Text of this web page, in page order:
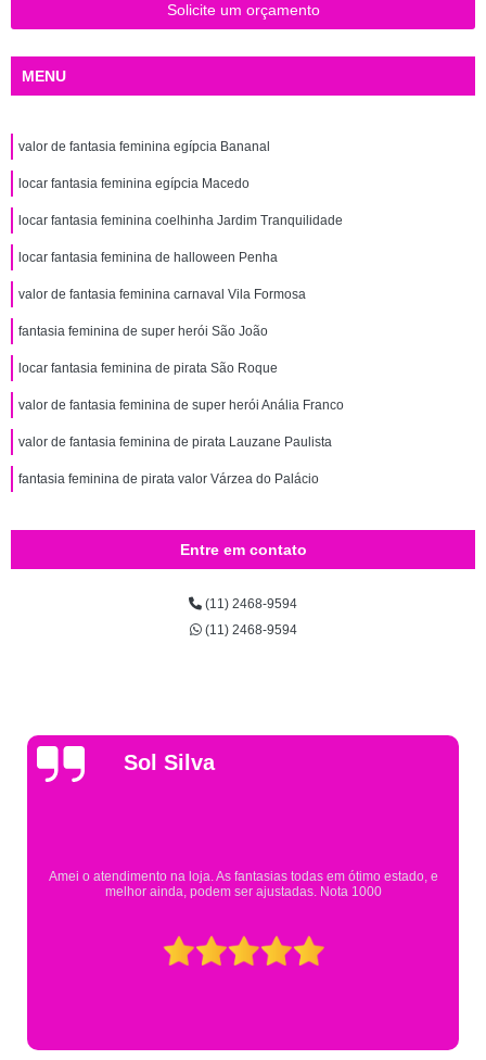
Solicite um orçamento
MENU
valor de fantasia feminina egípcia Bananal
locar fantasia feminina egípcia Macedo
locar fantasia feminina coelhinha Jardim Tranquilidade
locar fantasia feminina de halloween Penha
valor de fantasia feminina carnaval Vila Formosa
fantasia feminina de super herói São João
locar fantasia feminina de pirata São Roque
valor de fantasia feminina de super herói Anália Franco
valor de fantasia feminina de pirata Lauzane Paulista
fantasia feminina de pirata valor Várzea do Palácio
Entre em contato
(11) 2468-9594
(11) 2468-9594
Gsutavo Pinto
Pesquisei em mais de 20 lojas e só encontrei a fantasia de meu filho na
Eureka. Cheguei praticamente no horário em que estavam fechando e
mesmo assim fui muito bem atendido.